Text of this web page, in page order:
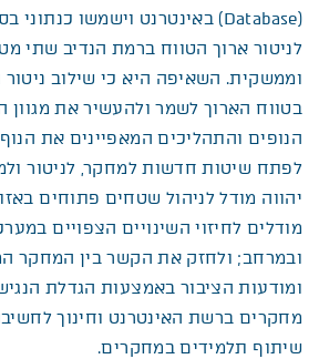
(Database) באינטרנט וישמשו כנתוני בסיס לעתיד לבוא.
לניטור ארוך הטווח ברמת הנדיב שתי
וממשקית. השאיפה היא כי שילוב
בטווח הארוך לשמר ולהעשיר את מגוון
הנופים והתהליכים המאפיינים את
לפתח שיטות חדשות למחקר, לניטור
יהווה מודל לניהול שטחים פתוחים
מודלים לחיזוי השינויים הצפויים
ובמרחב; ולחזק את הקשר בין המחקר
ומודעות הציבור באמצעות הגדלת
מחקרים ברשת האינטרנט וחינוך
שיתוף תלמידים במחקרים.